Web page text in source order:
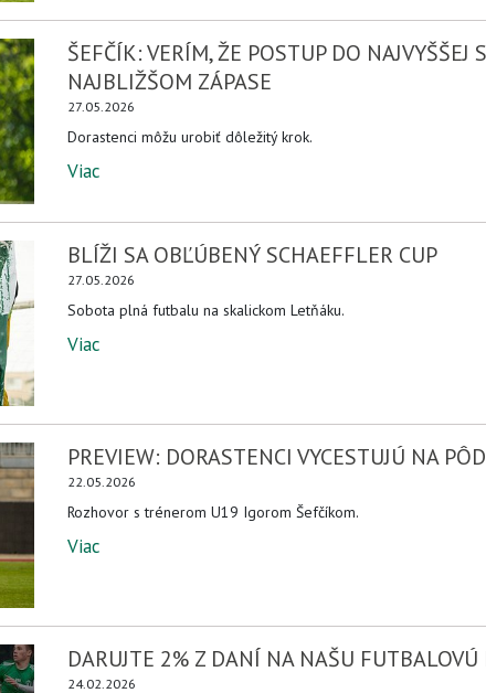
ŠEFČÍK: VERÍM, ŽE POSTUP DO NAJVYŠŠEJ
NAJBLIŽŠOM ZÁPASE
27.05.2026
Dorastenci môžu urobiť dôležitý krok.
Viac
BLÍŽI SA OBĽÚBENÝ SCHAEFFLER CUP
27.05.2026
Sobota plná futbalu na skalickom Letňáku.
Viac
PREVIEW: DORASTENCI VYCESTUJÚ NA
22.05.2026
Rozhovor s trénerom U19 Igorom Šefčíkom.
Viac
DARUJTE 2% Z DANÍ NA NAŠU
24.02.2026